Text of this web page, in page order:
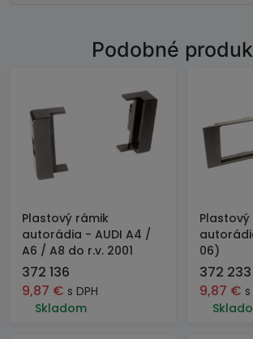
Podobné
Plastový rámik
autorádia - AUDI A4 /
A6 / A8 do r.v. 2001
372 136
9,87 € s DPH
Skladom
06)
372 233
9,87 €